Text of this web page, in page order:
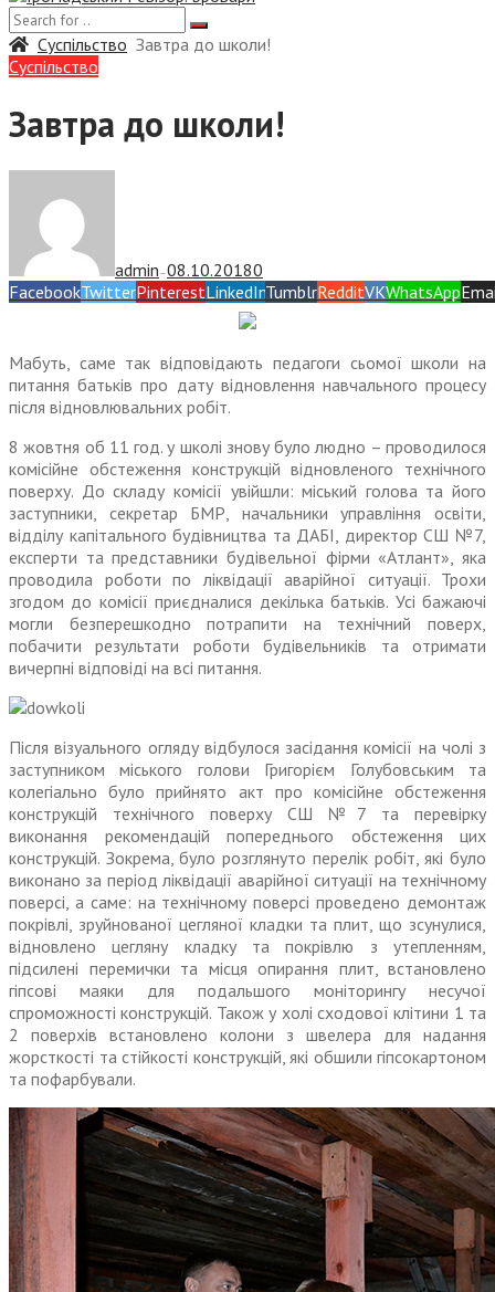
Суспiльство Завтра до школи!
Суспiльство
Завтра до школи!
admin —08.10.20180
FacebookTwitterPinterestLinkedInTumblrRedditVKWhatsApp
Мабуть, саме так відповідають педагоги сьомої школи на
питання батьків про дату відновлення навчального процесу
після відновлювальних робіт.
8 жовтня об 11 год. у школі знову було людно – проводилося
комісійне обстеження конструкцій відновленого технічного
поверху. До складу комісії увійшли: міський голова та його
заступники, секретар БМР, начальники управління освіти,
відділу капітального будівництва та ДАБІ, директор СШ №7,
експерти та представники будівельної фірми «Атлант», яка
проводила роботи по ліквідації аварійної ситуації. Трохи
згодом до комісії приєдналися декілька батьків. Усі бажаючі
могли безперешкодно потрапити на технічний поверх,
побачити результати роботи будівельників та отримати
вичерпні відповіді на всі питання.
Після візуального огляду відбулося засідання комісії на чолі з
заступником міського голови Григорієм Голубовським та
колегіально було прийнято акт про комісійне обстеження
конструкцій технічного поверху СШ №7 та перевірку
виконання рекомендацій попереднього обстеження цих
конструкцій. Зокрема, було розглянуто перелік робіт, які було
виконано за період ліквідації аварійної ситуації на технічному
поверсі, а саме: на технічному поверсі проведено демонтаж
покрівлі, зруйнованої цегляної кладки та плит, що зсунулися,
відновлено цегляну кладку та покрівлю з утепленням,
підсилені перемички та місця опирання плит, встановлено
гіпсові маяки для подальшого моніторингу несучої
спроможності конструкцій. Також у холі сходової клітини 1 та
2 поверхів встановлено колони з швелера для надання
жорсткості та стійкості конструкцій, які обшили гіпсокартоном
та пофарбували.